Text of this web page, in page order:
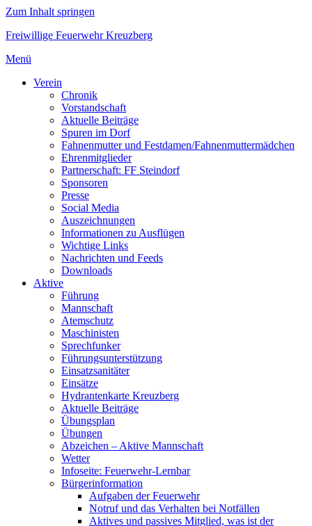
Zum Inhalt springen
Freiwillige Feuerwehr Kreuzberg
Menü
Verein
Chronik
Vorstandschaft
Aktuelle Beiträge
Spuren im Dorf
Fahnenmutter und Festdamen/Fahnenmuttermädchen
Ehrenmitglieder
Partnerschaft: FF Steindorf
Sponsoren
Presse
Social Media
Auszeichnungen
Informationen zu Ausflügen
Wichtige Links
Nachrichten und Feeds
Downloads
Aktive
Führung
Mannschaft
Atemschutz
Maschinisten
Sprechfunker
Führungsunterstützung
Einsatzsanitäter
Einsätze
Hydrantenkarte Kreuzberg
Aktuelle Beiträge
Übungsplan
Übungen
Abzeichen – Aktive Mannschaft
Wetter
Infoseite: Feuerwehr-Lernbar
Bürgerinformation
Aufgaben der Feuerwehr
Notruf und das Verhalten bei Notfällen
Aktives und passives Mitglied, was ist der